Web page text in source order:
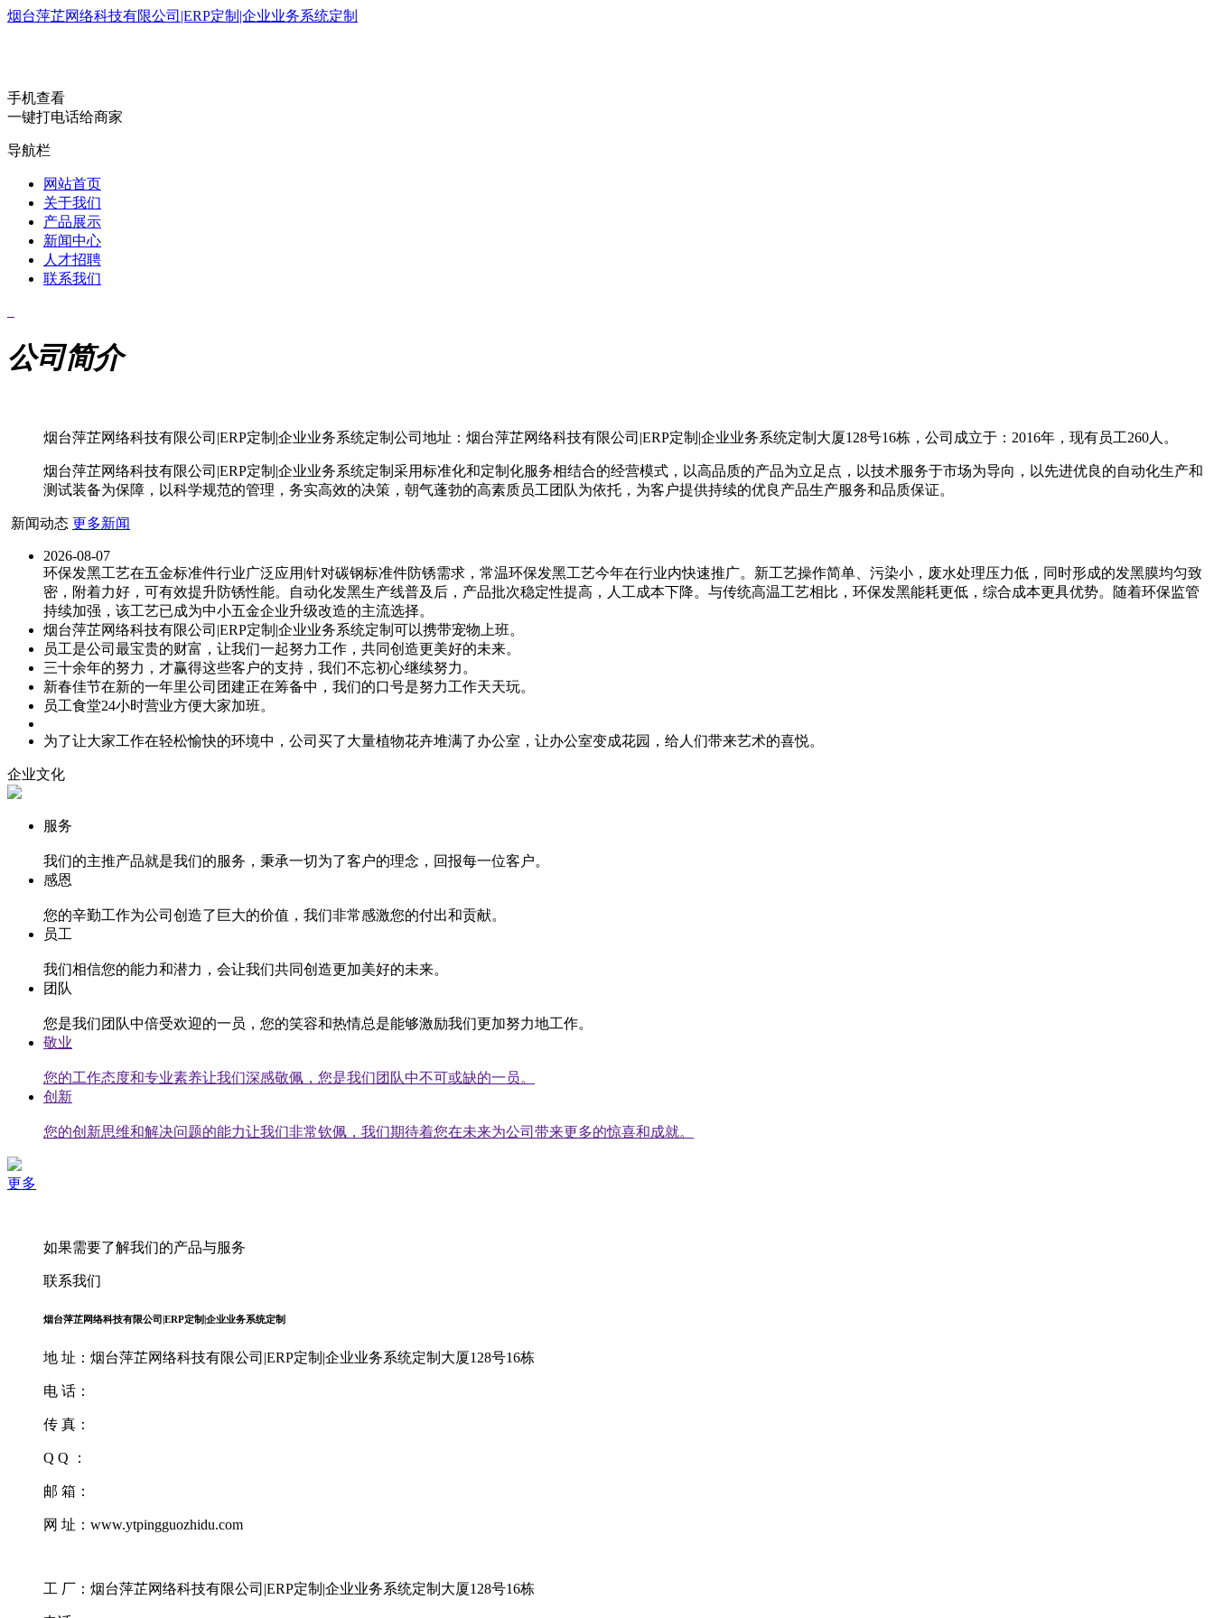
烟台萍芷网络科技有限公司|ERP定制|企业业务系统定制
手机查看
一键打电话给商家
导航栏
网站首页
关于我们
产品展示
新闻中心
人才招聘
联系我们
公司简介
烟台萍芷网络科技有限公司|ERP定制|企业业务系统定制公司地址：烟台萍芷网络科技有限公司|ERP定制|企业业务系统定制大厦128号16栋，公司成立于：2016年，现有员工260人。
烟台萍芷网络科技有限公司|ERP定制|企业业务系统定制采用标准化和定制化服务相结合的经营模式，以高品质的产品为立足点，以技术服务于市场为导向，以先进优良的自动化生产和
测试装备为保障，以科学规范的管理，务实高效的决策，朝气蓬勃的高素质员工团队为依托，为客户提供持续的优良产品生产服务和品质保证。
新闻动态 更多新闻
2026-08-07
环保发黑工艺在五金标准件行业广泛应用|针对碳钢标准件防锈需求，常温环保发黑工艺今年在行业内快速推广。新工艺操作简单、污染小，废水处理压力低，同时形成的发黑膜均匀致
密，附着力好，可有效提升防锈性能。自动化发黑生产线普及后，产品批次稳定性提高，人工成本下降。与传统高温工艺相比，环保发黑能耗更低，综合成本更具优势。随着环保监管
持续加强，该工艺已成为中小五金企业升级改造的主流选择。
烟台萍芷网络科技有限公司|ERP定制|企业业务系统定制可以携带宠物上班。
员工是公司最宝贵的财富，让我们一起努力工作，共同创造更美好的未来。
三十余年的努力，才赢得这些客户的支持，我们不忘初心继续努力。
新春佳节在新的一年里公司团建正在筹备中，我们的口号是努力工作天天玩。
员工食堂24小时营业方便大家加班。
为了让大家工作在轻松愉快的环境中，公司买了大量植物花卉堆满了办公室，让办公室变成花园，给人们带来艺术的喜悦。
企业文化
服务
我们的主推产品就是我们的服务，秉承一切为了客户的理念，回报每一位客户。
感恩
您的辛勤工作为公司创造了巨大的价值，我们非常感激您的付出和贡献。
员工
我们相信您的能力和潜力，会让我们共同创造更加美好的未来。
团队
您是我们团队中倍受欢迎的一员，您的笑容和热情总是能够激励我们更加努力地工作。
敬业
您的工作态度和专业素养让我们深感敬佩，您是我们团队中不可或缺的一员。
创新
您的创新思维和解决问题的能力让我们非常钦佩，我们期待着您在未来为公司带来更多的惊喜和成就。
更多
如果需要了解我们的产品与服务
联系我们
烟台萍芷网络科技有限公司|ERP定制|企业业务系统定制
地 址：烟台萍芷网络科技有限公司|ERP定制|企业业务系统定制大厦128号16栋
电 话：
传 真：
Q Q ：
邮 箱：
网 址：www.ytpingguozhidu.com
工 厂：烟台萍芷网络科技有限公司|ERP定制|企业业务系统定制大厦128号16栋